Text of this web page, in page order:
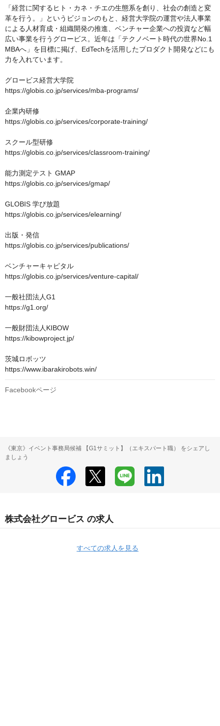
「経営に関するヒト・カネ・チエの生態系を創り、社会の創造と変
革を行う。」というビジョンのもと、経営大学院の運営や法人事業
による人材育成・組織開発の推進、ベンチャー企業への投資など幅
広い事業を行うグロービス。近年は「テクノベート時代の世界No.1
MBAへ」を目標に掲げ、EdTechを活用したプロダクト開発などにも
力を入れています。
グロービス経営大学院
https://globis.co.jp/services/mba-programs/
企業内研修
https://globis.co.jp/services/corporate-training/
スクール型研修
https://globis.co.jp/services/classroom-training/
能力測定テスト GMAP
https://globis.co.jp/services/gmap/
GLOBIS 学び放題
https://globis.co.jp/services/elearning/
出版・発信
https://globis.co.jp/services/publications/
ベンチャーキャピタル
https://globis.co.jp/services/venture-capital/
一般社団法人G1
https://g1.org/
一般財団法人KIBOW
https://kibowproject.jp/
茨城ロボッツ
https://www.ibarakirobots.win/
Facebookページ
《東京》イベント事務局候補 【G1サミット】（エキスパート職） をシェアし
ましょう
株式会社グロービス の求人
すべての求人を見る